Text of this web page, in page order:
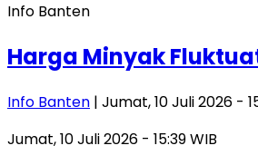
Info Banten
Harga Minyak
Info Banten | Jumat, 10 Juli 2026 -
Jumat, 10 Juli 2026 - 15:39 WIB